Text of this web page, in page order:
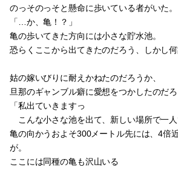
のっそのっそと懸命に歩いている者がいた。
「…か、亀！？」
亀の歩いてきた方向には小さな貯水池。
恐らくここから出てきたのだろう、しかし
姑の嫁いびりに耐えかねたのだろうか、
旦那のギャンブル癖に愛想をつかしたのだろ
「私出ていきますっ
こんな小さな池を出て、新しい場所で一人
亀の向かうおよそ300メートル先には、4倍
が。
ここには同種の亀も沢山いる